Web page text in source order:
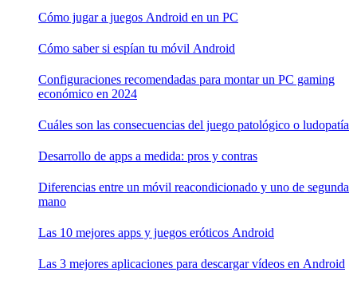
Cómo jugar a juegos Android en un PC
Cómo saber si espían tu móvil Android
Configuraciones recomendadas para montar un PC gaming
económico en 2024
Cuáles son las consecuencias del juego patológico o ludopatía
Desarrollo de apps a medida: pros y contras
Diferencias entre un móvil reacondicionado y uno de segunda
mano
Las 10 mejores apps y juegos eróticos Android
Las 3 mejores aplicaciones para descargar vídeos en Android